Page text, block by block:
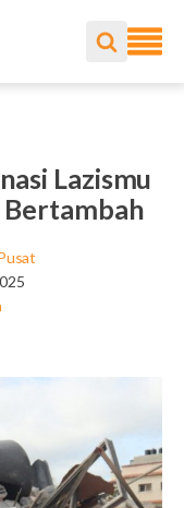
Lazismu
Bertambah